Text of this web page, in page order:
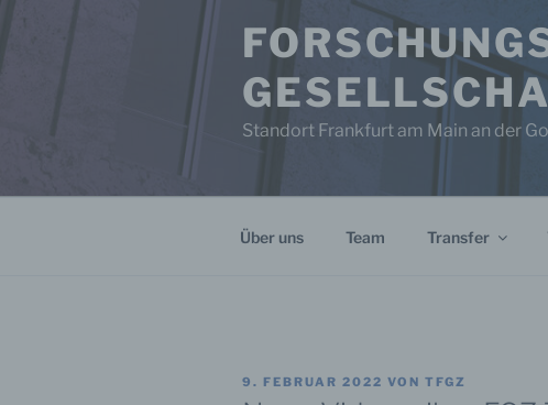
Standort Frankfurt am Main an der
Über uns Team Transfer
VERÖFFENTLICHT
AM
9. FEBRUAR 2022 VON TFGZ